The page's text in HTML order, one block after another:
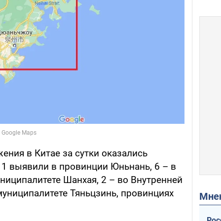
в Китае за сутки оказались
выявили в провинции Юньнань, 6 – в
Шанхая, 2 – во Внутренней
Тяньцзинь, провинциях